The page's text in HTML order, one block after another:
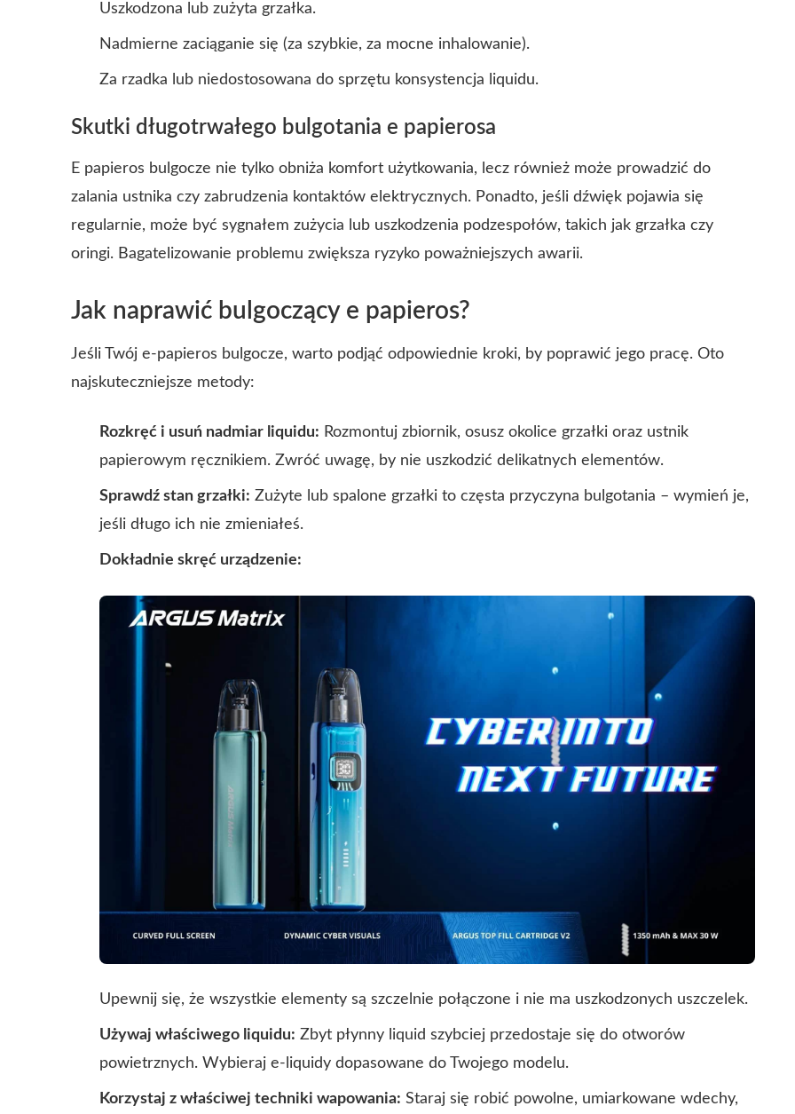
Uszkodzona lub zużyta grzałka.
Nadmierne zaciąganie się (za szybkie, za mocne inhalowanie).
Za rzadka lub niedostosowana do sprzętu konsystencja liquidu.
Skutki długotrwałego bulgotania e papierosa
E papieros bulgocze nie tylko obniża komfort użytkowania, lecz również może prowadzić do
zalania ustnika czy zabrudzenia kontaktów elektrycznych. Ponadto, jeśli dźwięk pojawia się
regularnie, może być sygnałem zużycia lub uszkodzenia podzespołów, takich jak grzałka czy
oringi. Bagatelizowanie problemu zwiększa ryzyko poważniejszych awarii.
Jak naprawić bulgoczący e papieros?
Jeśli Twój e-papieros bulgocze, warto podjąć odpowiednie kroki, by poprawić jego pracę. Oto
najskuteczniejsze metody:
Rozkręć i usuń nadmiar liquidu: Rozmontuj zbiornik, osusz okolice grzałki oraz ustnik
papierowym ręcznikiem. Zwróć uwagę, by nie uszkodzić delikatnych elementów.
Sprawdź stan grzałki: Zużyte lub spalone grzałki to częsta przyczyna bulgotania – wymień je,
jeśli długo ich nie zmieniałeś.
Dokładnie skręć urządzenie:
Upewnij się, że wszystkie elementy są szczelnie połączone i nie ma uszkodzonych uszczelek.
Używaj właściwego liquidu: Zbyt płynny liquid szybciej przedostaje się do otworów
powietrznych. Wybieraj e-liquidy dopasowane do Twojego modelu.
Korzystaj z właściwej techniki wapowania: Staraj się robić powolne, umiarkowane wdechy,